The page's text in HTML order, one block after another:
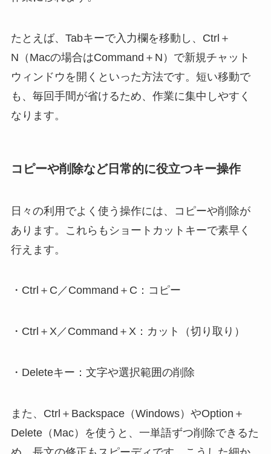
たとえば、Tabキーで入力欄を移動し、Ctrl＋
N（Macの場合はCommand＋N）で新規チャット
ウィンドウを開くといった方法です。短い移動で
も、毎回手間が省けるため、作業に集中しやすく
なります。
コピーや削除など日常的に役立つキー操作
日々の利用でよく使う操作には、コピーや削除が
あります。これらもショートカットキーで素早く
行えます。
・Ctrl＋C／Command＋C：コピー
・Ctrl＋X／Command＋X：カット（切り取り）
・Deleteキー：文字や選択範囲の削除
また、Ctrl＋Backspace（Windows）やOption＋
Delete（Mac）を使うと、一単語ずつ削除できるた